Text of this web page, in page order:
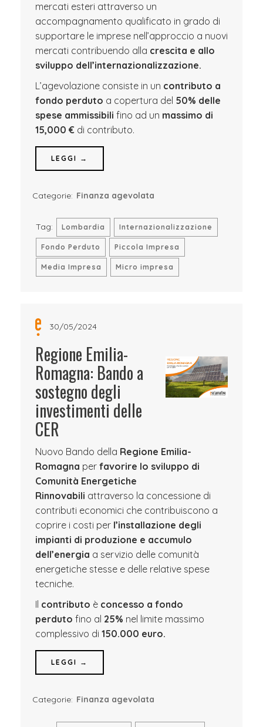
mercati esteri attraverso un
accompagnamento qualificato in grado di
supportare le imprese nell’approccio a nuovi
mercati contribuendo alla crescita e allo
sviluppo dell’internazionalizzazione.
L’agevolazione consiste in un contributo a
fondo perduto a copertura del 50% delle
spese ammissibili fino ad un massimo di
15,000 € di contributo.
LEGGI →
Categorie: Finanza agevolata
Tag: Lombardia Internazionalizzazione
Fondo Perduto Piccola Impresa
Media Impresa Micro impresa
30/05/2024
Regione Emilia-
Romagna: Bando a
sostegno degli
investimenti delle
CER
Nuovo Bando della Regione Emilia-
Romagna per favorire lo sviluppo di
Comunità Energetiche
Rinnovabili attraverso la concessione di
contributi economici che contribuiscono a
coprire i costi per l’installazione degli
impianti di produzione e accumulo
dell’energia a servizio delle comunità
energetiche stesse e delle relative spese
tecniche.
Il contributo è concesso a fondo
perduto fino al 25% nel limite massimo
complessivo di 150.000 euro.
LEGGI →
Categorie: Finanza agevolata